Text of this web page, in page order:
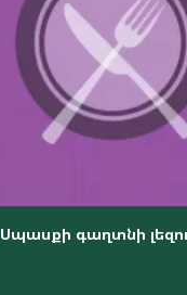
Սպասքի գաղտնի